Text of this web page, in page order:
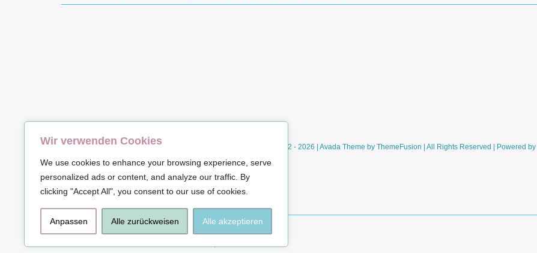
Wir verwenden Cookies
We use cookies to enhance your browsing experience, serve
personalized ads or content, and analyze our traffic. By
clicking "Accept All", you consent to our use of cookies.
Anpassen Alle zurückweisen Alle akzeptieren
Ein
© Copyright 2012 - 2026 | Avada Theme by ThemeFusion | All Rights Reserved | Powered by